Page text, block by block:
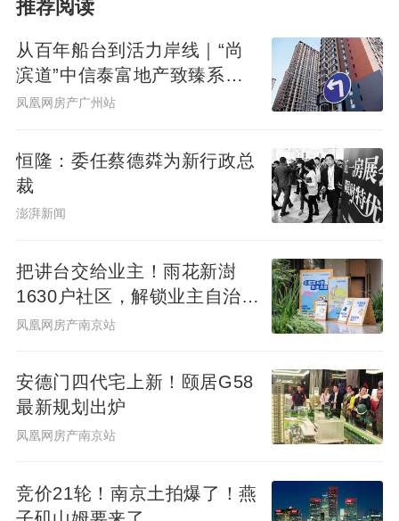
推荐阅读
从百年船台到活力岸线｜“尚
滨道”中信泰富地产致臻系首
秀广州&广州滨江天地商业愿
凤凰网房产广州站
恒隆：委任蔡德粦为新行政总
裁
澎湃新闻
把讲台交给业主！雨花新澍
1630户社区，解锁业主自治社
群新样本
凤凰网房产南京站
安德门四代宅上新！颐居G58
最新规划出炉
凤凰网房产南京站
竞价21轮！南京土拍爆了！燕